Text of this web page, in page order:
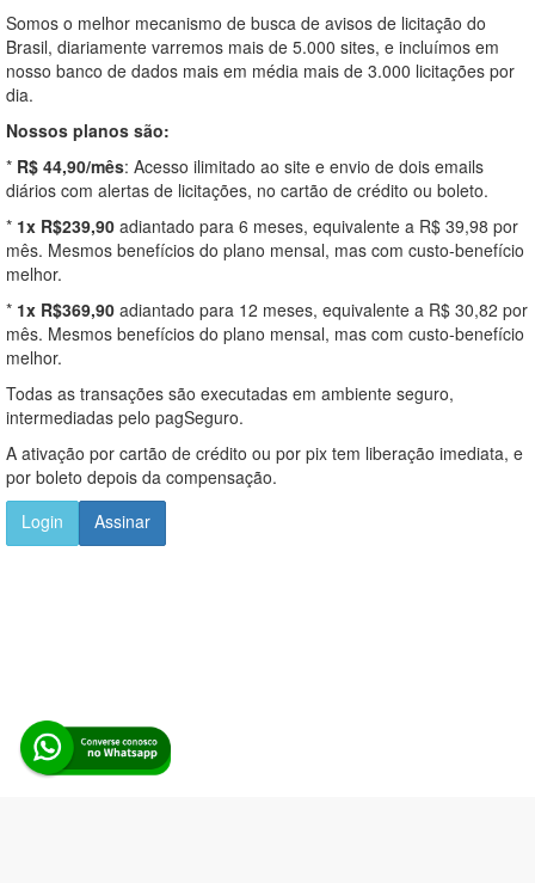
Somos o melhor mecanismo de busca de avisos de licitação do
Brasil, diariamente varremos mais de 5.000 sites, e incluímos em
nosso banco de dados mais em média mais de 3.000 licitações por
dia.
Nossos planos são:
* R$ 44,90/mês: Acesso ilimitado ao site e envio de dois emails
diários com alertas de licitações, no cartão de crédito ou boleto.
* 1x R$239,90 adiantado para 6 meses, equivalente a R$ 39,98 por
mês. Mesmos benefícios do plano mensal, mas com custo-benefício
melhor.
* 1x R$369,90 adiantado para 12 meses, equivalente a R$ 30,82 por
mês. Mesmos benefícios do plano mensal, mas com custo-benefício
melhor.
Todas as transações são executadas em ambiente seguro,
intermediadas pelo pagSeguro.
A ativação por cartão de crédito ou por pix tem liberação imediata, e
por boleto depois da compensação.
Login
Assinar